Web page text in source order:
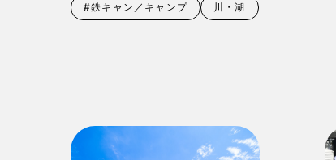
#鉄キャン／キャンプ 川・湖